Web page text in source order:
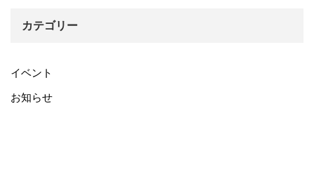
カテゴリー
イベント
お知らせ